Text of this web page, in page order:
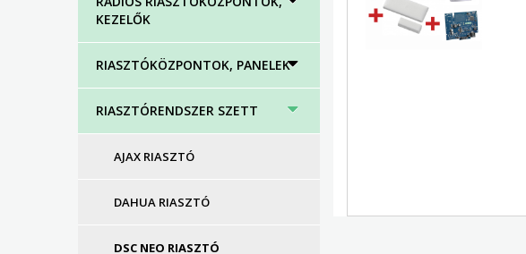
KEZELŐK
RIASZTÓKÖZPONTOK, PANELEK
RIASZTÓRENDSZER SZETT
AJAX RIASZTÓ
DAHUA RIASZTÓ
DSC NEO RIASZTÓ